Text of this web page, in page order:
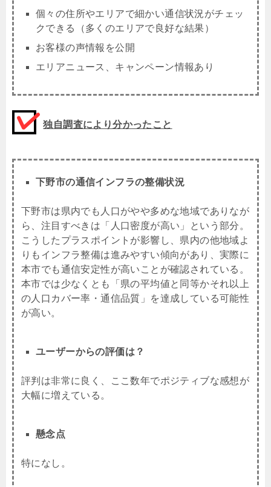
個々の住所やエリアで細かい通信状況がチェッ
クできる（多くのエリアで良好な結果）
お客様の声情報を公開
エリアニュース、キャンペーン情報あり
独自調査により分かったこと
下野市の通信インフラの整備状況
下野市は県内でも人口がやや多めな地域でありなが
ら、注目すべきは「人口密度が高い」という部分。
こうしたプラスポイントが影響し、県内の他地域よ
りもインフラ整備は進みやすい傾向があり、実際に
本市でも通信安定性が高いことが確認されている。
本市では少なくとも「県の平均値と同等かそれ以上
の人口カバー率・通信品質」を達成している可能性
が高い。
ユーザーからの評価は？
評判は非常に良く、ここ数年でポジティブな感想が
大幅に増えている。
懸念点
特になし。